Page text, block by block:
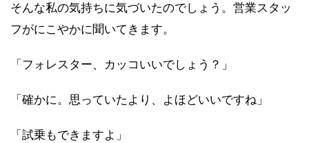
そんな私の気持ちに気づいたのでしょう。営業スタッ
フがにこやかに聞いてきます。
「フォレスター、カッコいいでしょう？」
「確かに。思っていたより、よほどいいですね」
「試乗もできますよ」